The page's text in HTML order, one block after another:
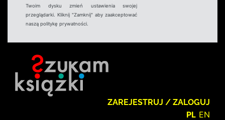
Twoim dysku zmień ustawienia swojej
przeglądarki. Kliknij "Zamknij" aby zaakceptować
naszą politykę prywatności.
ZAREJESTRUJ / ZALOGUJ
PL EN